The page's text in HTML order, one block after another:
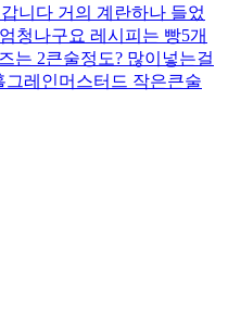
니다 거의 계란하나 들었
청나구요 레시피는 빵5개
는 2큰술정도? 많이넣는걸
레인머스터드 작은큰술